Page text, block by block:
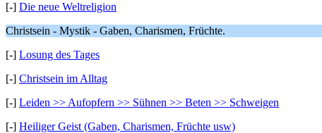
[-] Die neue Weltreligion
Christsein - Mystik - Gaben, Charismen, Früchte.
[-] Losung des Tages
[-] Christsein im Alltag
[-] Leiden >> Aufopfern >> Sühnen >> Beten >> Schweigen
[-] Heiliger Geist (Gaben, Charismen, Früchte usw)